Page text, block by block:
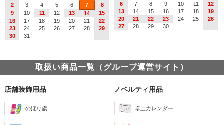
2
3 4 5 6 7
8
9
10 11 12 13 14
15
16
17 18 19 20 21
22
23
24 25 26 27 28
29
30
31
6
7 8 9 10 11
12
13
14 15 16 17 18
19
20
21 22 23 24 25
26
27
28 29 30
取扱い商品一覧（グループ運営サイト）
店舗装飾用品
のぼり旗
ノベルティ用品
卓上カレンダー